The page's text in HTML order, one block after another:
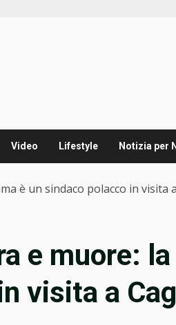
Video Lifestyle Notizia per
è un sindaco polacco in visita
e muore:
visita a